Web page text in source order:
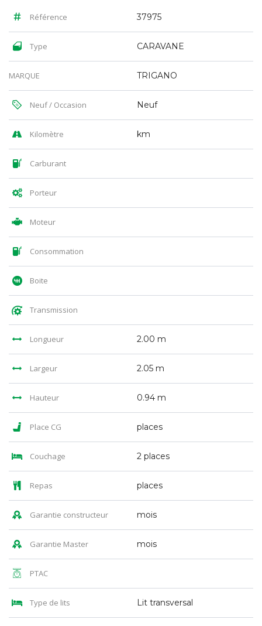
Référence 37975
Type CARAVANE
MARQUE TRIGANO
Neuf / Occasion Neuf
Kilomètre km
Carburant
Porteur
Moteur
Consommation
Boite
Transmission
Longueur 2.00 m
Largeur 2.05 m
Hauteur 0.94 m
Place CG places
Couchage 2 places
Repas places
Garantie constructeur mois
Garantie Master mois
PTAC
Type de lits Lit transversal